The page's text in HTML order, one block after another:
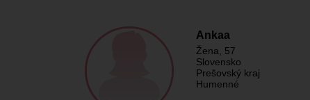
Ankaa
Žena , 57
Slovensko
Prešovský kraj
Humenné